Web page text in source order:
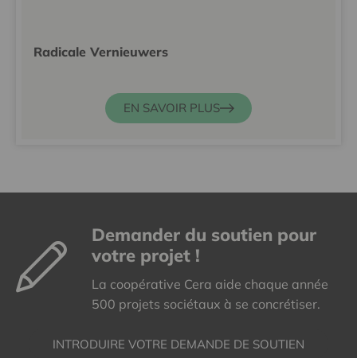
Radicale Vernieuwers
EN SAVOIR PLUS
Demander du soutien pour
votre projet !
La coopérative Cera aide chaque année
500 projets sociétaux à se concrétiser.
INTRODUIRE VOTRE DEMANDE DE SOUTIEN